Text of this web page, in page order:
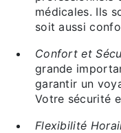
médicales. Ils
soit aussi
Confort et
grande
garantir un
Votre sécurité
Flexibilité